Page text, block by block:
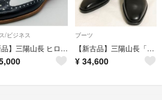
/ビジネス
【新品】三陽山長 ヒロシツボウチ コラボ 和一郎 6.5【送料無料】
ブーツ
【新古品】三陽山長「長也」ラストR3010 チャッカブーツ
¥ 34,600